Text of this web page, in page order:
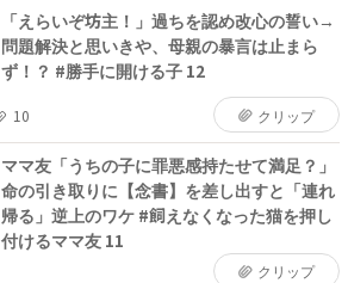
「えらいぞ坊主！」過ちを認め改心の誓い→
問題解決と思いきや、母親の暴言は止まら
ず！？ #勝手に開ける子 12
10 クリップ
ママ友「うちの子に罪悪感持たせて満足？」
命の引き取りに【念書】を差し出すと「連れ
帰る」逆上のワケ #飼えなくなった猫を押し
付けるママ友 11
クリップ